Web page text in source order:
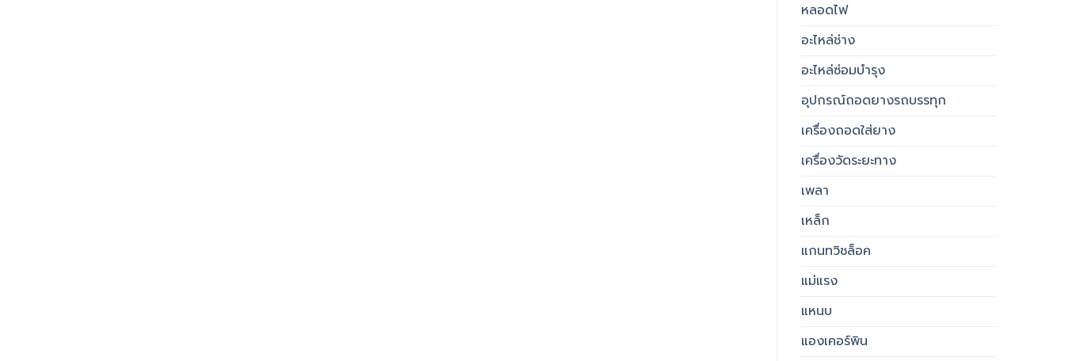
หลอดไฟ
อะไหล่ช่าง
อะไหล่ซ่อมบำรุง
อุปกรณ์ถอดยางรถบรรทุก
เครื่องถอดใส่ยาง
เครื่องวัดระยะทาง
เพลา
เหล็ก
แกนทวิชล็อค
แม่แรง
แหนบ
แองเคอร์พิน